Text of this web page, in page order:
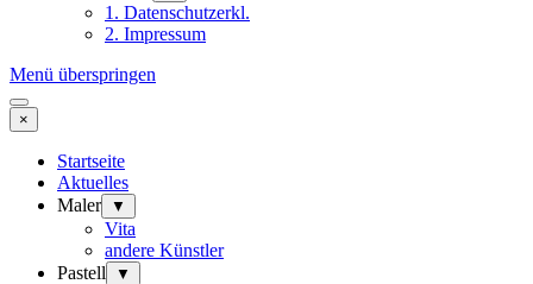
1. Datenschutzerkl.
2. Impressum
Menü überspringen
×
Startseite
Aktuelles
Maler
▼
Vita
andere Künstler
Pastell
▼